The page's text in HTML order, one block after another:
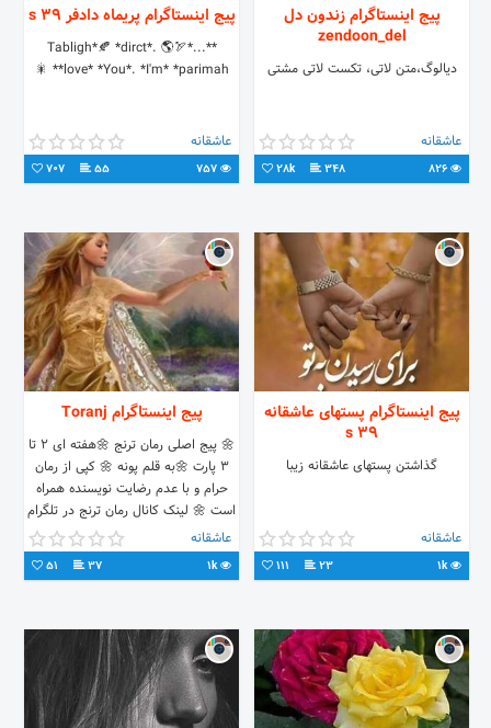
پیج اینستاگرام زندون دل
zendoon_del
دیالوگ،متن لاتی، تکست لاتی مشتی
عاشقانه
348
28k
پیج اینستاگرام پریماه دادفر 39 s
*Tabligh*🍂 *dirct*. 🌎🏹*...*
*love* *You*. *I'm* *parimah* 🎇
عاشقانه
55
707
پیج اینستاگرام پستهای عاشقانه
39 s
گذاشتن پستهای عاشقانه زیبا
عاشقانه
1k
23
111
پیج اینستاگرام Toranj
🌼 پیج اصلی رمان ترنج 🌼هفته ای ۲ تا
۳ پارت 🌼به قلم پونه 🌼 کپی از رمان
حرام و با عدم رضایت نویسنده همراه
است 🌼 لینک کانال رمان ترنج در تلگرام
عاشقانه
1k
37
51